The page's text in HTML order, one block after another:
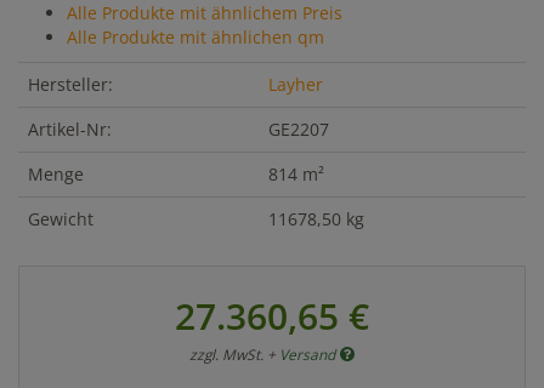
Alle Produkte mit ähnlichem Preis
Alle Produkte mit ähnlichen qm
Hersteller:
Layher
Artikel-Nr:
GE2207
Menge
814 m²
Gewicht
11678,50 kg
27.360,65 €
zzgl. MwSt. + Versand